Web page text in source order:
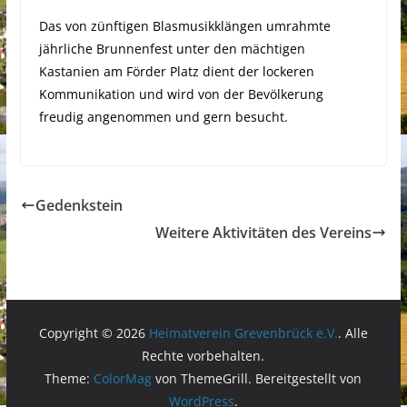
Das von zünftigen Blasmusikklängen umrahmte
jährliche Brunnenfest unter den mächtigen
Kastanien am Förder Platz dient der lockeren
Kommunikation und wird von der Bevölkerung
freudig angenommen und gern besucht.
Gedenkstein
Weitere Aktivitäten des Vereins
Copyright © 2026 Heimatverein Grevenbrück e.V.. Alle
Rechte vorbehalten.
Theme: ColorMag von ThemeGrill. Bereitgestellt von
WordPress.